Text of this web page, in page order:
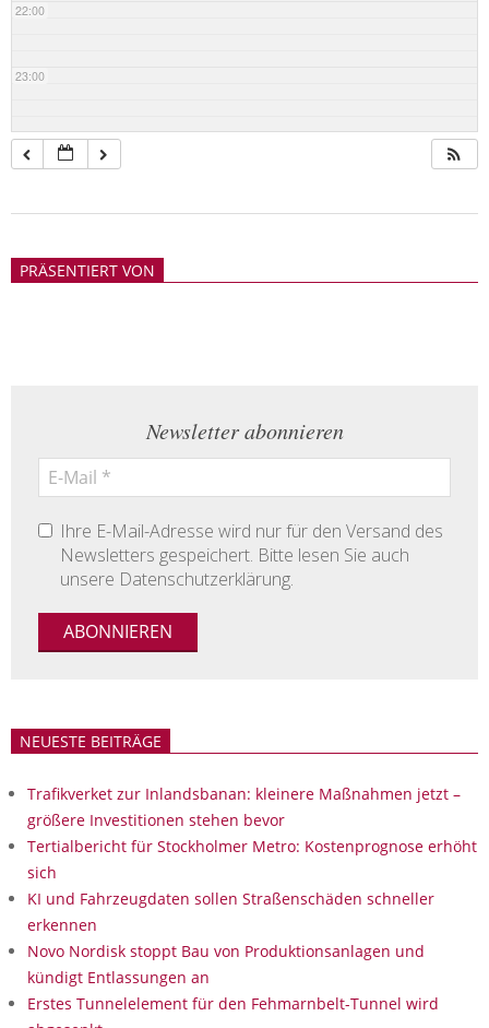
22:00
23:00
21PRÄSENTIERT VON
Newsletter abonnieren
Ihre E-Mail-Adresse wird nur für den Versand des
Newsletters gespeichert. Bitte lesen Sie auch
unsere Datenschutzerklärung.
NEUESTE BEITRÄGE
Trafikverket zur Inlandsbanan: kleinere Maßnahmen jetzt –
größere Investitionen stehen bevor
Tertialbericht für Stockholmer Metro: Kostenprognose erhöht
sich
KI und Fahrzeugdaten sollen Straßenschäden schneller
erkennen
Novo Nordisk stoppt Bau von Produktionsanlagen und
kündigt Entlassungen an
Erstes Tunnelelement für den Fehmarnbelt-Tunnel wird